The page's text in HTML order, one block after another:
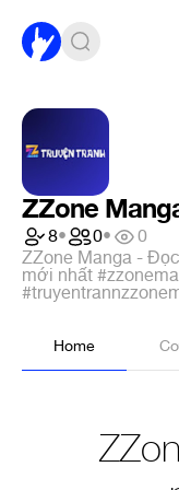
ZZone
8• 0•
0
ZZone Manga -
mới nhất
Home